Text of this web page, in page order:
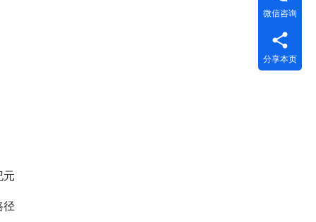
元
径
微信咨询
分享本页